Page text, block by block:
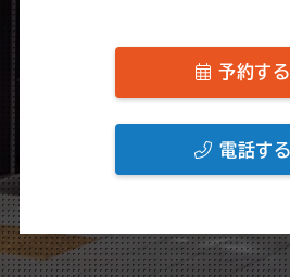
予約する
電話する